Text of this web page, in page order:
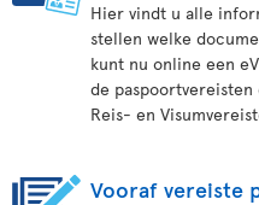
Hier vindt u alle
stellen welke
kunt nu online een
de
Reis- en
Vooraf vereiste